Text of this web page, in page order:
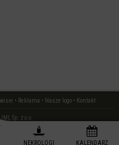
• Reklama • Nasze logo• Kontakt
Sp. z o.o.
NEKROLOGI KALENDARZ